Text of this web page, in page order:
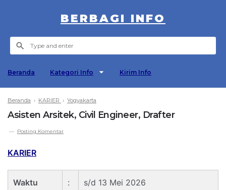
BERBAGI INFO
Beranda Kategori Info Kirim Info
Beranda › KARIER › Yogyakarta
Asisten Arsitek, Civil Engineer, Drafter
Posting Komentar
KARIER
Waktu : s/d 13 Mei 2026